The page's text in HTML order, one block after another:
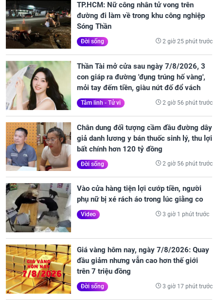
TP.HCM: Nữ công nhân tử vong trên
đường đi làm về trong khu công nghiệp
Sóng Thần
Đời sống 2 giờ 25 phút trước
Thần Tài mở cửa sau ngày 7/8/2026, 3
con giáp ra đường 'đụng trúng hố vàng',
mỏi tay đếm tiền, giàu nứt đố đổ vách
Tâm linh - Tử vi 2 giờ 56 phút trước
Chân dung đối tượng cầm đầu đường dây
giả danh lương y bán thuốc sinh lý, thu lợi
bất chính hơn 120 tỷ đồng
Đời sống 2 giờ 56 phút trước
Vào cửa hàng tiện lợi cướp tiền, người
phụ nữ bị xé rách áo trong lúc giằng co
Video 3 giờ 1 phút trước
Giá vàng hôm nay, ngày 7/8/2026: Quay
đầu giảm nhưng vẫn cao hơn thế giới
trên 7 triệu đồng
Đời sống 3 giờ 17 phút trước